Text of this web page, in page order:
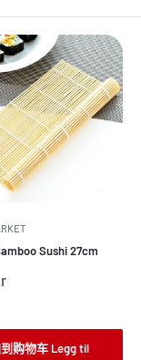
Sushi 27cm
购物车 Legg til